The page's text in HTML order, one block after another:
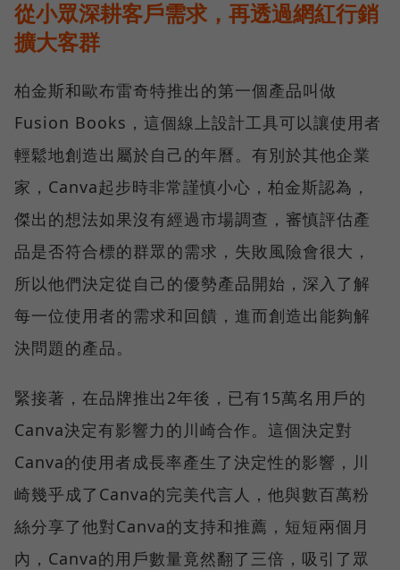
從小眾深耕客戶需求，再透過網紅行銷
擴大客群
柏金斯和歐布雷奇特推出的第一個產品叫做
Fusion Books，這個線上設計工具可以讓使用者
輕鬆地創造出屬於自己的年曆。有別於其他企業
家，Canva起步時非常謹慎小心，柏金斯認為，
傑出的想法如果沒有經過市場調查，審慎評估產
品是否符合標的群眾的需求，失敗風險會很大，
所以他們決定從自己的優勢產品開始，深入了解
每一位使用者的需求和回饋，進而創造出能夠解
決問題的產品。
緊接著，在品牌推出2年後，已有15萬名用戶的
Canva決定有影響力的川崎合作。這個決定對
Canva的使用者成長率產生了決定性的影響，川
崎幾乎成了Canva的完美代言人，他與數百萬粉
絲分享了他對Canva的支持和推薦，短短兩個月
內，Canva的用戶數量竟然翻了三倍，吸引了眾